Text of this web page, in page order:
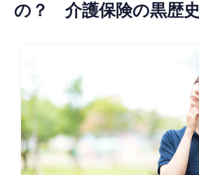
の？ 介護保険の黒歴史